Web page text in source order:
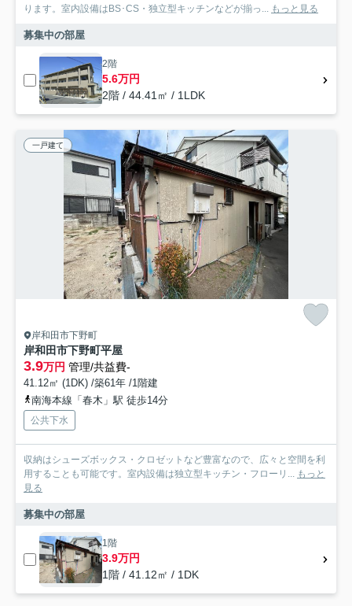
ります。室内設備はBS･CS・独立型キッチンなどが揃っ... もっと見る
募集中の部屋
2階
5.6万円
2階 / 44.41㎡ / 1LDK
一戸建て
岸和田市下野町
岸和田市下野町平屋
3.9万円 管理/共益費-
41.12㎡ (1DK) /築61年 /1階建
南海本線「春木」駅 徒歩14分
公共下水
収納はシューズボックス・クロゼットなど豊富なので、広々と空間を利
用することも可能です。室内設備は独立型キッチン・フローリ... もっと
見る
募集中の部屋
1階
3.9万円
1階 / 41.12㎡ / 1DK